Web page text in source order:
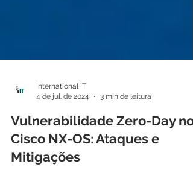
4 de jul. de 2024
3 min de leitura
Vulnerabilidade Zero-Day no
Cisco NX-OS: Ataques e